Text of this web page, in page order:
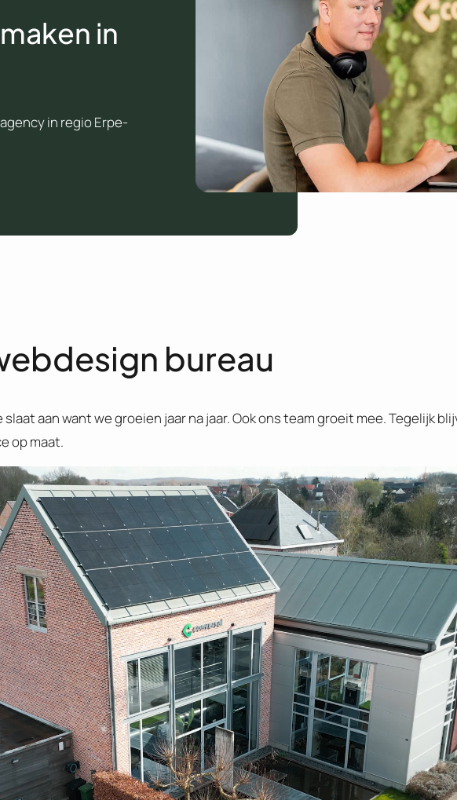
in
in regio Erpe-
bureau
aan want we groeien jaar na jaar. Ook ons team groeit mee. Tegelijk
op maat.